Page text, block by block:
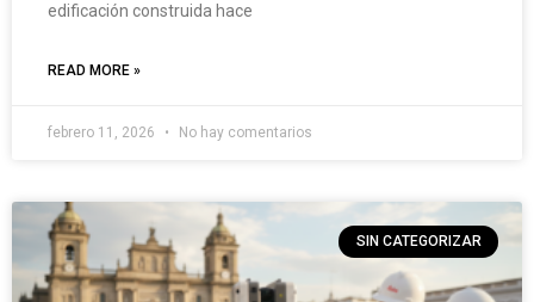
edificación construida hace
READ MORE »
febrero 11, 2026 No hay comentarios
SIN CATEGORIZAR